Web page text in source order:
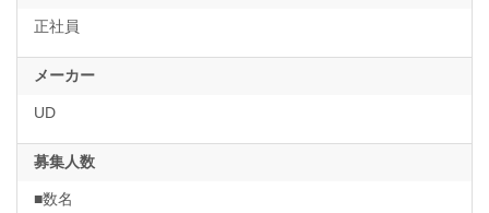
正社員
メーカー
UD
募集人数
■数名